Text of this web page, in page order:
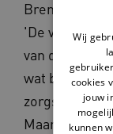
Brent
'De
van de
wat betreft
zorgsituaties
Maar AI is
Wij
cookies
jouw
kunnen